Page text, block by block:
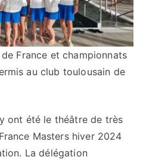
France et championnats
au club toulousain de
ont été le théâtre de très
Masters hiver 2024
La délégation